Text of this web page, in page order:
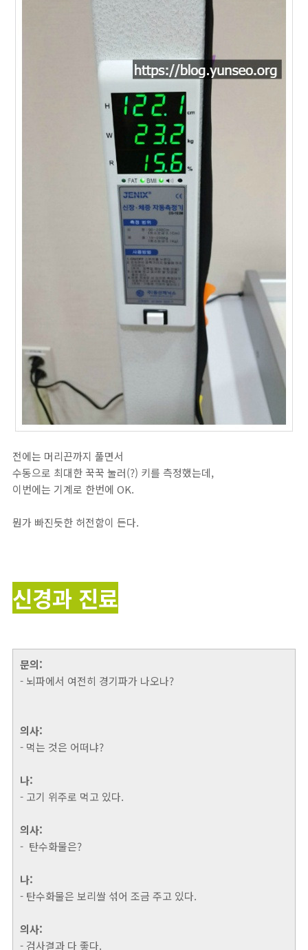
전에는 머리끈까지 풀면서
수동으로 최대한 꾹꾹 눌러(?) 키를 측정했는데,
이번에는 기계로 한번에 OK.
뭔가 빠진듯한 허전함이 든다.
신경과 진료
문의:
- 뇌파에서 여전히 경기파가 나오나?
의사:
- 먹는 것은 어떠냐?
나:
- 고기 위주로 먹고 있다.
의사:
- 탄수화물은?
나:
- 탄수화물은 보리쌀 섞어 조금 주고 있다.
의사:
- 검사결과 다 좋다.